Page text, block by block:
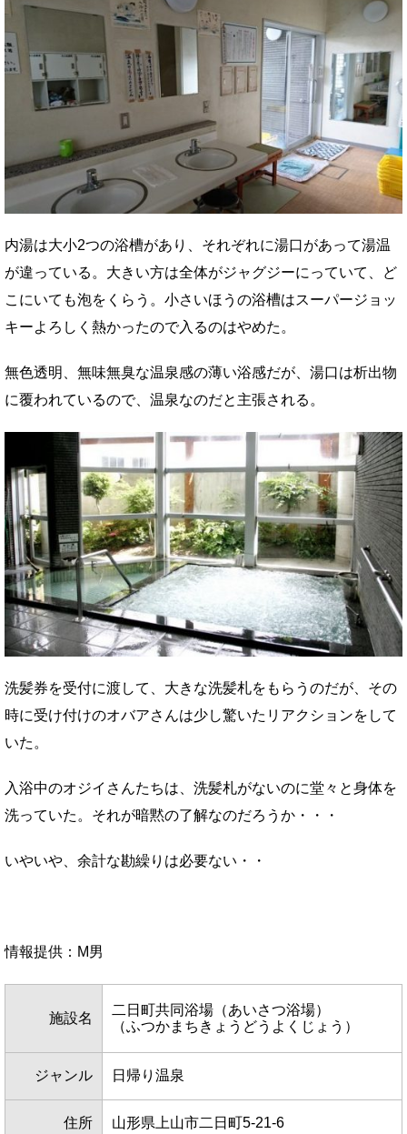
内湯は大小2つの浴槽があり、それぞれに湯口があって湯温
が違っている。大きい方は全体がジャグジーにっていて、ど
こにいても泡をくらう。小さいほうの浴槽はスーパージョッ
キーよろしく熱かったので入るのはやめた。
無色透明、無味無臭な温泉感の薄い浴感だが、湯口は析出物
に覆われているので、温泉なのだと主張される。
洗髪券を受付に渡して、大きな洗髪札をもらうのだが、その
時に受け付けのオバアさんは少し驚いたリアクションをして
いた。
入浴中のオジイさんたちは、洗髪札がないのに堂々と身体を
洗っていた。それが暗黙の了解なのだろうか・・・
いやいや、余計な勘繰りは必要ない・・
情報提供：M男
施設名
二日町共同浴場（あいさつ浴場）
（ふつかまちきょうどうよくじょう）
ジャンル 日帰り温泉
住所 山形県上山市二日町5-21-6